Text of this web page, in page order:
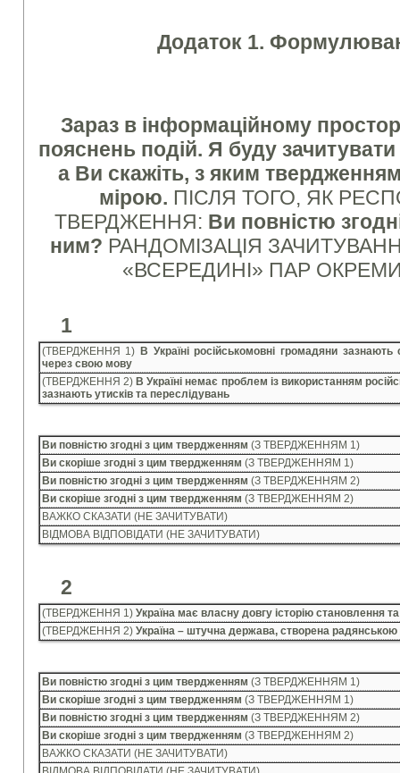
Додаток 1.
Зараз в інформаційному
пояснень подій. Я буду
а Ви скажіть, з яким
мірою. ПІСЛЯ ТОГО, ЯК
ТВЕРДЖЕННЯ: Ви повністю
ним? РАНДОМІЗАЦІЯ
«ВСЕРЕДИНІ» ПАР
1
(ТВЕРДЖЕННЯ 1) В Україні російськомовні громадяни
через свою мову
(ТВЕРДЖЕННЯ 2)В Україні немає проблем із використанням
зазнають утисків та переслідувань
Ви повністю згодні з цим твердженням (З ТВЕРДЖЕННЯМ 1)
Ви скоріше згодні з цим твердженням (З ТВЕРДЖЕННЯМ 1)
Ви повністю згодні з цим твердженням (З ТВЕРДЖЕННЯМ 2)
Ви скоріше згодні з цим твердженням (З ТВЕРДЖЕННЯМ 2)
ВАЖКО СКАЗАТИ (НЕ ЗАЧИТУВАТИ)
ВІДМОВА ВІДПОВІДАТИ (НЕ ЗАЧИТУВАТИ)
2
(ТВЕРДЖЕННЯ 1)Україна має власну довгу історію становлення
(ТВЕРДЖЕННЯ 2)Україна – штучна держава, створена радянською
Ви повністю згодні з цим твердженням (З ТВЕРДЖЕННЯМ 1)
Ви скоріше згодні з цим твердженням (З ТВЕРДЖЕННЯМ 1)
Ви повністю згодні з цим твердженням (З ТВЕРДЖЕННЯМ 2)
Ви скоріше згодні з цим твердженням (З ТВЕРДЖЕННЯМ 2)
ВАЖКО СКАЗАТИ (НЕ ЗАЧИТУВАТИ)